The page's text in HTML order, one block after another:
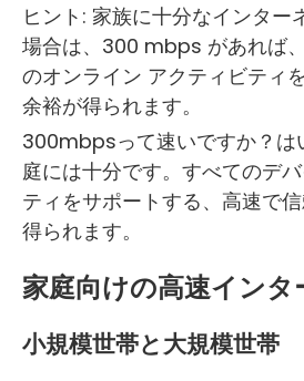
ヒント: 家族に十分なインター
場合は、300 mbps があれば
のオンライン アクティビティ
余裕が得られます。
300mbpsって速いですか？は
庭には十分です。すべてのデ
ティをサポートする、高速で
得られます。
家庭向けの高速イン
小規模世帯と大規模世帯